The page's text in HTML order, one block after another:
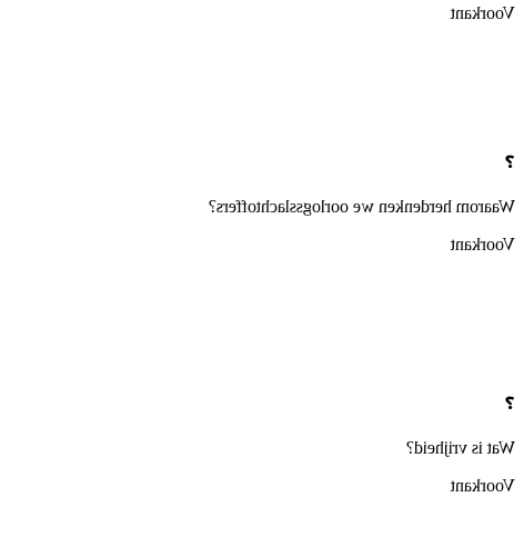
Voorkant
❓
Waarom herdenken we oorlogsslachtoffers?
Voorkant
❓
Wat is vrijheid?
Voorkant